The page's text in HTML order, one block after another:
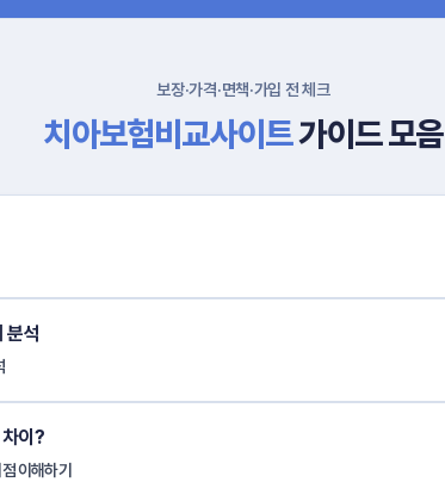
보장·가격·면책·가입 전 체크
치아보험비교사이트가이드 모음
분석
이?
이해하기